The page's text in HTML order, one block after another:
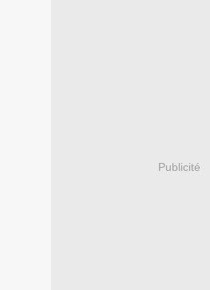
Publicité